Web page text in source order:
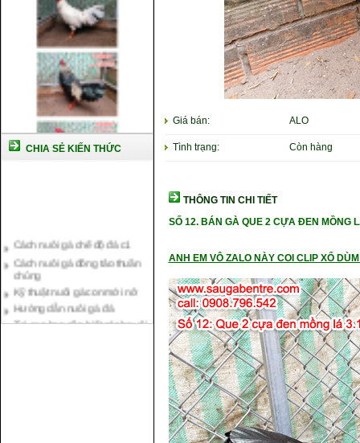
CHIA SẺ KIẾN THỨC
Cách nuôi gà đông tảo thuần
Kỹ thuật nuôi gà con mới nở
Hướng dẫn nuôi gà đá
Tại sao bạn cần biết cách nuôi
gà chọi ?
Giá bán: ALO
Tình trạng: Còn hàng
THÔNG TIN CHI TIẾT
SỐ 12.BÁN GÀ QUE 2 CỰA ĐEN MỒNG
ANH EM VÔ ZALO NÀY COI CLIP XỔ